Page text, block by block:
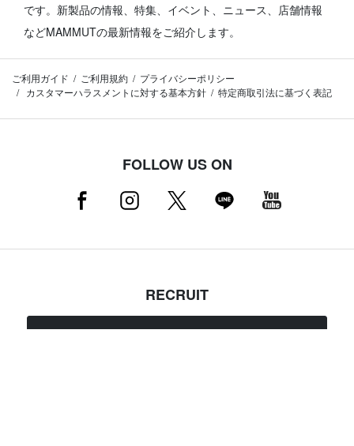
です。 新製品の情報、特集、イベント、ニュース、店舗情報
などMAMMUTの最新情報をご紹介します。
ご利用ガイド ご利用規約
プライバシーポリシー
カスタマーハラスメントに対する基本方針
特定商取引法に基づく表記
FOLLOW US ON
RECRUIT